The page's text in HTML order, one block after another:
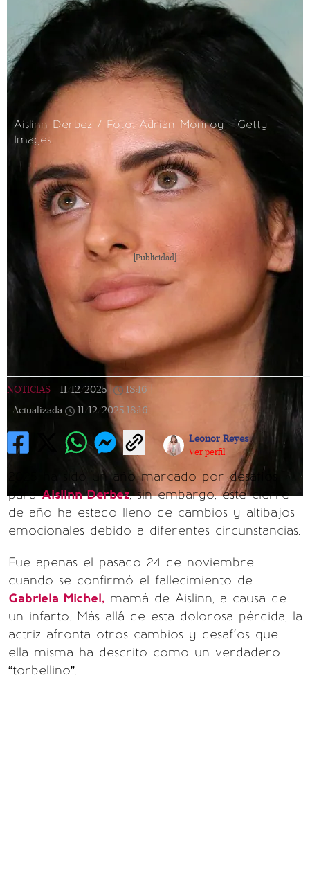
Aislinn Derbez / Foto: Adrián Monroy - Getty
Images
[Publicidad]
NOTICIAS 11/12/2025 18:16
Actualizada
11/12/2025 18:16
Leonor Reyes
Ver perfil
2025 ha sido un año marcado por desafíos
paraAislinn Derbez, sin embargo, este cierre
de año ha estado lleno de cambios y altibajos
emocionales debido a diferentes circunstancias.
Fue apenas el pasado 24 de noviembre
cuando se confirmó el fallecimiento de
Gabriela Michel, mamá de Aislinn, a causa de
un infarto. Más allá de esta dolorosa pérdida, la
actriz afronta otros cambios y desafíos que
ella misma ha descrito como un verdadero
“torbellino”.